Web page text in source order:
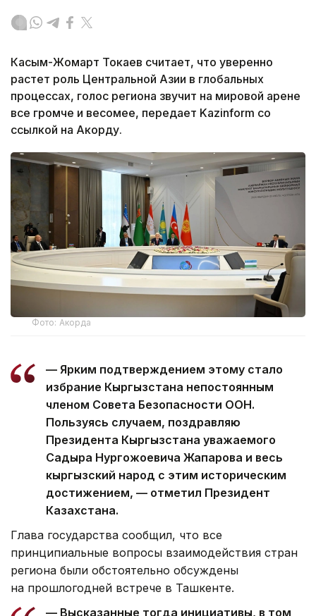
Касым-Жомарт Токаев считает, что уверенно
растет роль Центральной Азии в глобальных
процессах, голос региона звучит на мировой арене
все громче и весомее, передает Kazinform со
ссылкой на Акорду.
Фото: Акорда
— Ярким подтверждением этому стало
избрание Кыргызстана непостоянным
членом Совета Безопасности ООН.
Пользуясь случаем, поздравляю
Президента Кыргызстана уважаемого
Садыра Нургожоевича Жапарова и весь
кыргызский народ с этим историческим
достижением, — отметил Президент
Казахстана.
Глава государства сообщил, что все
принципиальные вопросы взаимодействия стран
региона были обстоятельно обсуждены
на прошлогодней встрече в Ташкенте.
— Высказанные тогда инициативы, в том